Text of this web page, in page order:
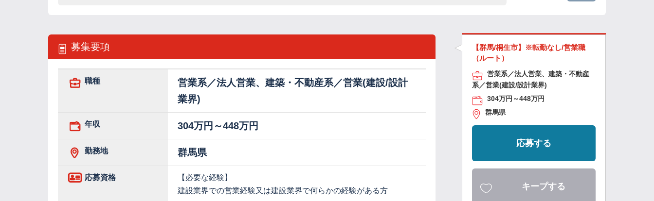
募集要項
職種
営業系／法人営業、建築・不動産系／営業(建設/設計
業界)
年収 304万円～448万円
勤務地 群馬県
応募資格
【必要な経験】
建設業界での営業経験又は建設業界で何らかの経験がある方
【群馬/桐生市】※転勤なし/営業職
（ルート）
営業系／法人営業、建築・不動産
系／営業(建設/設計業界)
304万円～448万円
群馬県
応募する
キープする